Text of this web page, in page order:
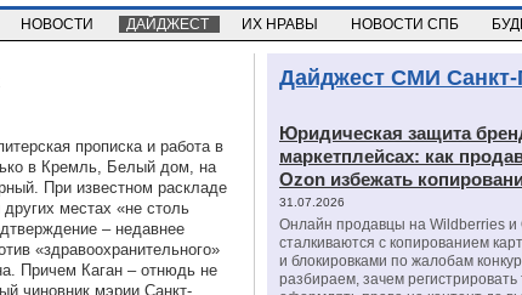
НОВОСТИ ДАЙДЖЕСТ ИХ НРАВЫ НОВОСТИ СПБ
прописка и работа в
в Кремль, Белый дом, на
При известном раскладе
местах «не столь
– недавнее
«здравоохранительного»
Причем Каган – отнюдь не
чиновник мэрии Санкт-
Дайджест СМИ Санкт-
Юридическая защита
маркетплейсах: как
Ozon избежать
31.07.2026
Онлайн продавцы на Wildberries и
сталкиваются с копированием
и блокировками по жалобам
разбираем, зачем регистрировать